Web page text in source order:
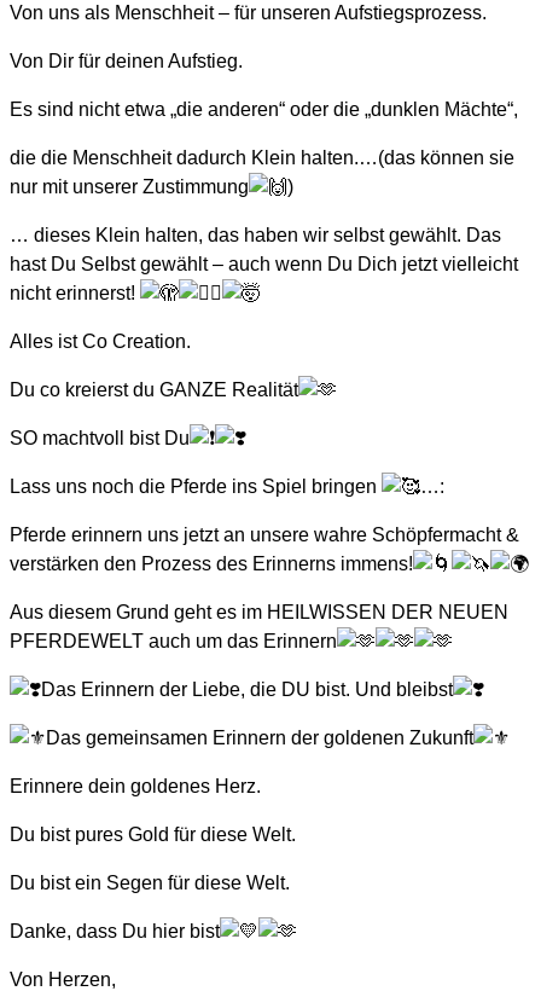
Von uns als Menschheit – für unseren Aufstiegsprozess.
Von Dir für deinen Aufstieg.
Es sind nicht etwa „die anderen“ oder die „dunklen Mächte“,
die die Menschheit dadurch Klein halten.…(das können sie
nur mit unserer Zustimmung
)
… dieses Klein halten, das haben wir selbst gewählt. Das
hast Du Selbst gewählt – auch wenn Du Dich jetzt vielleicht
nicht erinnerst!
Alles ist Co Creation.
Du co kreierst du GANZE Realität
SO machtvoll bist Du
Lass uns noch die Pferde ins Spiel bringen …:
Pferde erinnern uns jetzt an unsere wahre Schöpfermacht &
verstärken den Prozess des Erinnerns immens!
Aus diesem Grund geht es im HEILWISSEN DER NEUEN
PFERDEWELT auch um das Erinnern
Das Erinnern der Liebe, die DU bist. Und bleibst
Das gemeinsamen Erinnern der goldenen Zukunft
Erinnere dein goldenes Herz.
Du bist pures Gold für diese Welt.
Du bist ein Segen für diese Welt.
Danke, dass Du hier bist
Von Herzen,